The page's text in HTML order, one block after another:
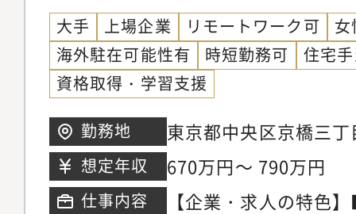
会事務局運営・M&A
魅力・飲料、医薬、
た当社の様々な事業
ビュー、訴訟・トラ
といったビジネスの
ることが可能です。
ス・株主総会運営と
務や商標管理、景品
大手 上場企業 リモートワーク可
海外駐在可能性有
時短勤務可
住宅
資格取得・学習支援
勤務地
東京都中央区京橋三
アガーデン
想定年収 670万円～ 790万円
仕事内容
【企業・求人の特色